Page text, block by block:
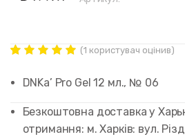
5.00 out of
5 based on
rating
(1 користувач оцінив)
DNKa’ Pro GeI 12 мл., № 06
Безкоштовна доставка у
отримання: м. Харків: вул.